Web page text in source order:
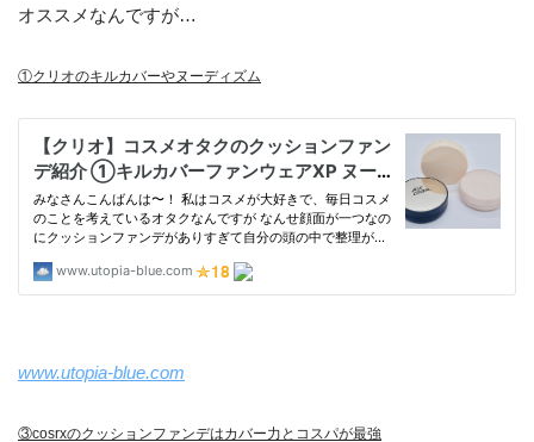
オススメなんですが…
①クリオのキルカバーやヌーディズム
www.utopia-blue.com
③cosrxのクッションファンデはカバー力とコスパが最強